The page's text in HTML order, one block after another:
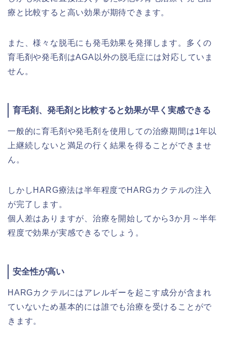
療と比較すると高い効果が期待できます。
また、様々な脱毛にも発毛効果を発揮します。多くの
育毛剤や発毛剤はAGA以外の脱毛症には対応していま
せん。
育毛剤、発毛剤と比較すると効果が早く実感できる
一般的に育毛剤や発毛剤を使用しての治療期間は1年以
上継続しないと満足の行く結果を得ることができませ
ん。
しかしHARG療法は半年程度でHARGカクテルの注入
が完了します。
個人差はありますが、治療を開始してから3か月～半年
程度で効果が実感できるでしょう。
安全性が高い
HARGカクテルにはアレルギーを起こす成分が含まれ
ていないため基本的には誰でも治療を受けることがで
きます。